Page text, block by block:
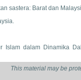
sastera: Barat dan
Islam dalam Dinamika
hh.174-181.
This material may be